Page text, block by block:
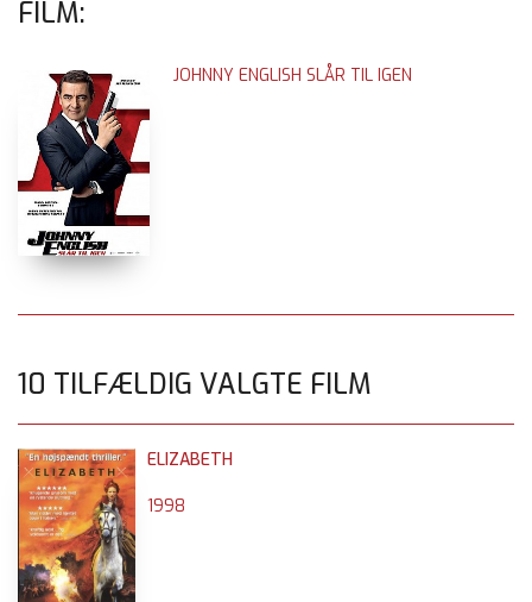
FILM:
JOHNNY ENGLISH SLÅR TIL IGEN
10 TILFÆLDIG VALGTE FILM
ELIZABETH
1998